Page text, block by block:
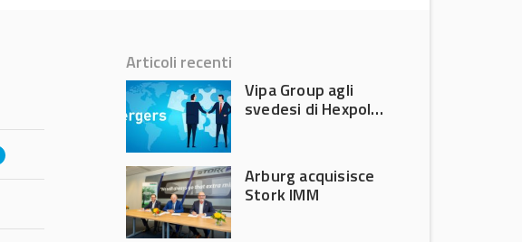
Articoli recenti
Vipa Group agli
svedesi di Hexpol
Arburg acquisisce
Stork IMM